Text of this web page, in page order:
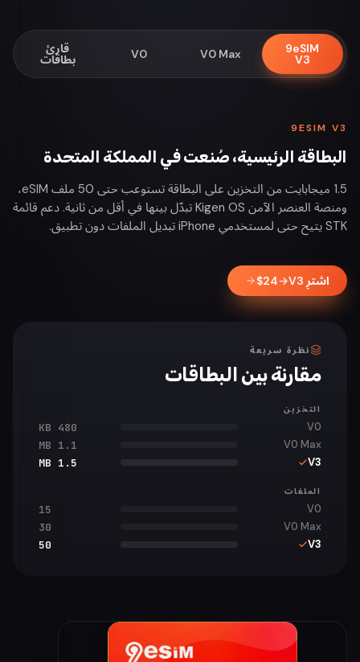
9eSIM
V3
V0 Max
V0 قارئ
بطاقات
9ESIM V3
البطاقة الرئيسية، صُنعت في المملكة المتحدة
1.5 ميجابايت من التخزين على البطاقة تستوعب حتى 50 ملف eSIM،
ومنصة العنصر الآمن Kigen OS تبدّل بينها في أقل من ثانية. دعم قائمة
STK يتيح حتى لمستخدمي iPhone تبديل الملفات دون تطبيق.
اشترِ V3 →
$24
نظرة سريعة
مقارنة بين البطاقات
التخزين
V0
480 KB
V0 Max
1.1 MB
V3
1.5 MB
الملفات
V0
15
V0 Max
30
V3
50